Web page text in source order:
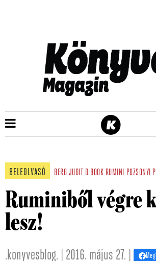
BELEOLVASÓ BERG JUDIT D:BOOK RUMINI POZSONYI
Ruminiből végre
lesz!
.konyvesblog. | 2016. május 27. |